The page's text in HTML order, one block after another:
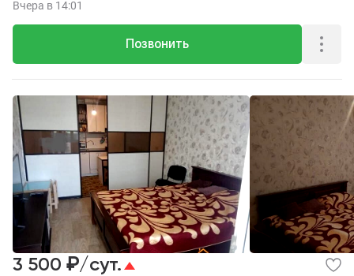
Позвонить
Вчера в 14:01
3 500 ₽/сут.